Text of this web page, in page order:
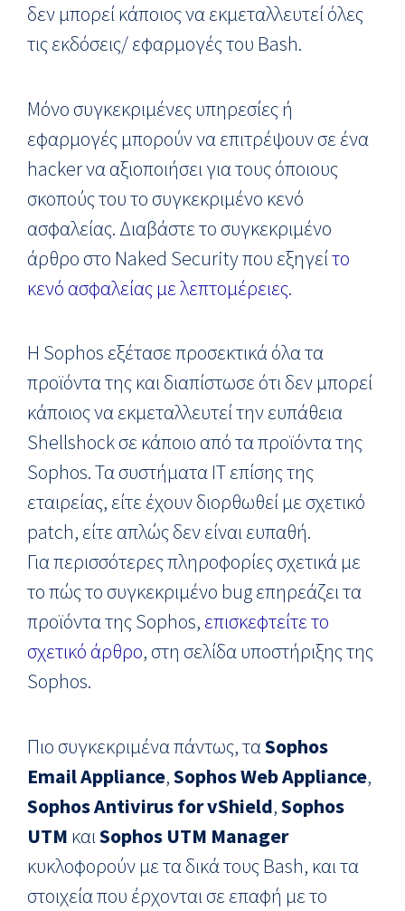
δεν μπορεί κάποιος να εκμεταλλευτεί όλες
τις εκδόσεις/ εφαρμογές του Bash.
Μόνο συγκεκριμένες υπηρεσίες ή
εφαρμογές μπορούν να επιτρέψουν σε ένα
hacker να αξιοποιήσει για τους όποιους
σκοπούς του το συγκεκριμένο κενό
ασφαλείας. Διαβάστε το συγκεκριμένο
άρθρο στο Naked Security που εξηγείτο
κενό ασφαλείας με λεπτομέρειες.
Η Sophos εξέτασε προσεκτικά όλα τα
προϊόντα της και διαπίστωσε ότι δεν μπορεί
κάποιος να εκμεταλλευτεί την ευπάθεια
Shellshock σε κάποιο από τα προϊόντα της
Sophos. Τα συστήματα IT επίσης της
εταιρείας, είτε έχουν διορθωθεί με σχετικό
patch, είτε απλώς δεν είναι ευπαθή.
Για περισσότερες πληροφορίες σχετικά με
το πώς το συγκεκριμένο bug επηρεάζει τα
προϊόντα της Sophos, επισκεφτείτε το
σχετικό άρθρο, στη σελίδα υποστήριξης της
Sophos.
Πιο συγκεκριμένα πάντως, ταSophos
Email Appliance,Sophos Web Appliance,
Sophos Antivirus for vShield,Sophos
UTM καιSophos UTM Manager
κυκλοφορούν με τα δικά τους Bash, και τα
στοιχεία που έρχονται σε επαφή με το